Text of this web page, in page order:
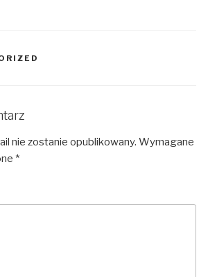
nie zostanie opublikowany. Wymagane
*